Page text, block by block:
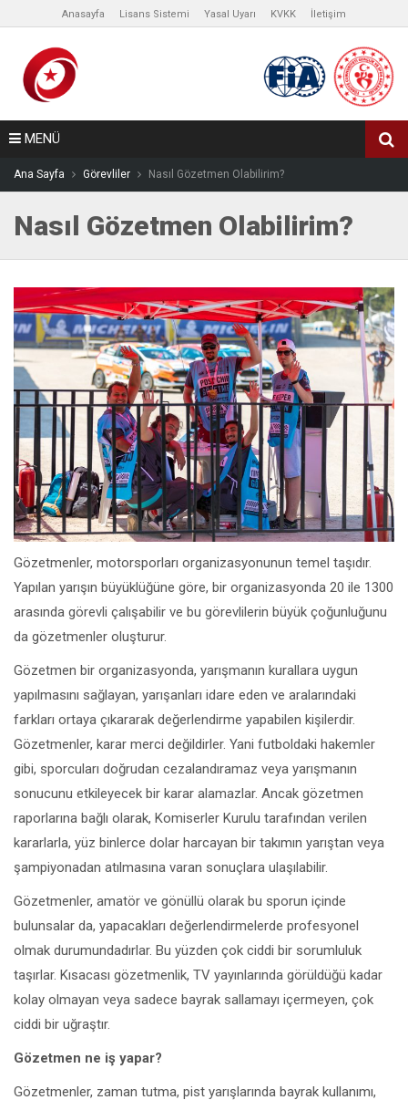
Anasayfa Lisans Sistemi Yasal Uyarı KVKK İletişim
MENÜ
Ana Sayfa Görevliler Nasıl Gözetmen Olabilirim?
Nasıl Gözetmen Olabilirim?
Gözetmenler, motorsporları organizasyonunun temel taşıdır.
Yapılan yarışın büyüklüğüne göre, bir organizasyonda 20 ile 1300
arasında görevli çalışabilir ve bu görevlilerin büyük çoğunluğunu
da gözetmenler oluşturur.
Gözetmen bir organizasyonda, yarışmanın kurallara uygun
yapılmasını sağlayan, yarışanları idare eden ve aralarındaki
farkları ortaya çıkararak değerlendirme yapabilen kişilerdir.
Gözetmenler, karar merci değildirler. Yani futboldaki hakemler
gibi, sporcuları doğrudan cezalandıramaz veya yarışmanın
sonucunu etkileyecek bir karar alamazlar. Ancak gözetmen
raporlarına bağlı olarak, Komiserler Kurulu tarafından verilen
kararlarla, yüz binlerce dolar harcayan bir takımın yarıştan veya
şampiyonadan atılmasına varan sonuçlara ulaşılabilir.
Gözetmenler, amatör ve gönüllü olarak bu sporun içinde
bulunsalar da, yapacakları değerlendirmelerde profesyonel
olmak durumundadırlar. Bu yüzden çok ciddi bir sorumluluk
taşırlar. Kısacası gözetmenlik, TV yayınlarında görüldüğü kadar
kolay olmayan veya sadece bayrak sallamayı içermeyen, çok
ciddi bir uğraştır.
Gözetmen ne iş yapar?
Gözetmenler, zaman tutma, pist yarışlarında bayrak kullanımı,